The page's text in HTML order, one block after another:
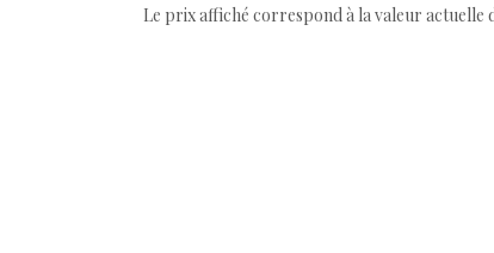
Le prix affiché correspond à la valeur actuelle